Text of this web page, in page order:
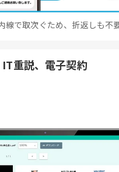
線で取次ぐため、折返しも不
IT重説、電子契約